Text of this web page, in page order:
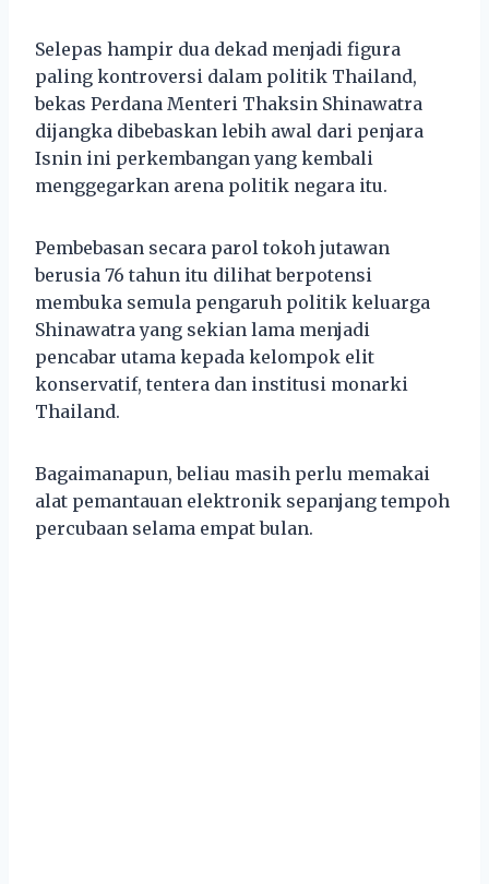
Selepas hampir dua dekad menjadi figura
paling kontroversi dalam politik Thailand,
bekas Perdana Menteri Thaksin Shinawatra
dijangka dibebaskan lebih awal dari penjara
Isnin ini perkembangan yang kembali
menggegarkan arena politik negara itu.
Pembebasan secara parol tokoh jutawan
berusia 76 tahun itu dilihat berpotensi
membuka semula pengaruh politik keluarga
Shinawatra yang sekian lama menjadi
pencabar utama kepada kelompok elit
konservatif, tentera dan institusi monarki
Thailand.
Bagaimanapun, beliau masih perlu memakai
alat pemantauan elektronik sepanjang tempoh
percubaan selama empat bulan.